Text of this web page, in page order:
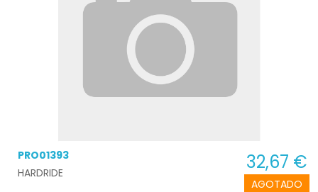
AGOTADO
PRO01393
HARDRIDE
32,67 €